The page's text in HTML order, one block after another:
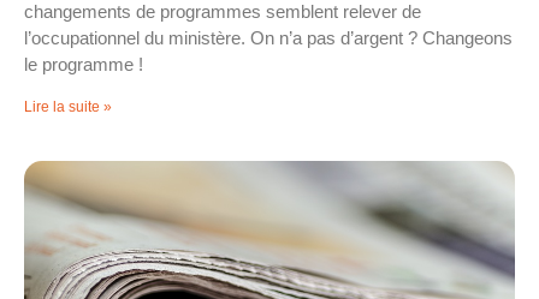
changements de programmes semblent relever de
l’occupationnel du ministère. On n’a pas d’argent ? Changeons
le programme !
Lire la suite »